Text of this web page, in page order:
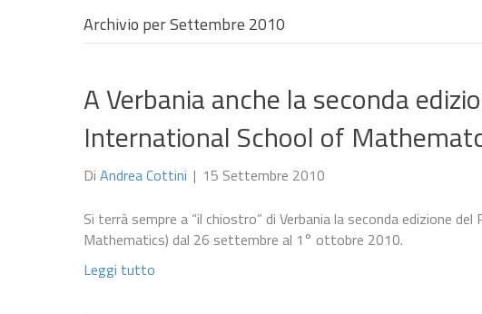
Archivio per Settembre 2010
A Verbania anche la seconda
International School of
Di Andrea Cottini | 15 Settembre 2010
Si terrà sempre a “il chiostro” di Verbania la seconda edizione
Mathematics) dal 26 settembre al 1° ottobre 2010.
Leggi tutto